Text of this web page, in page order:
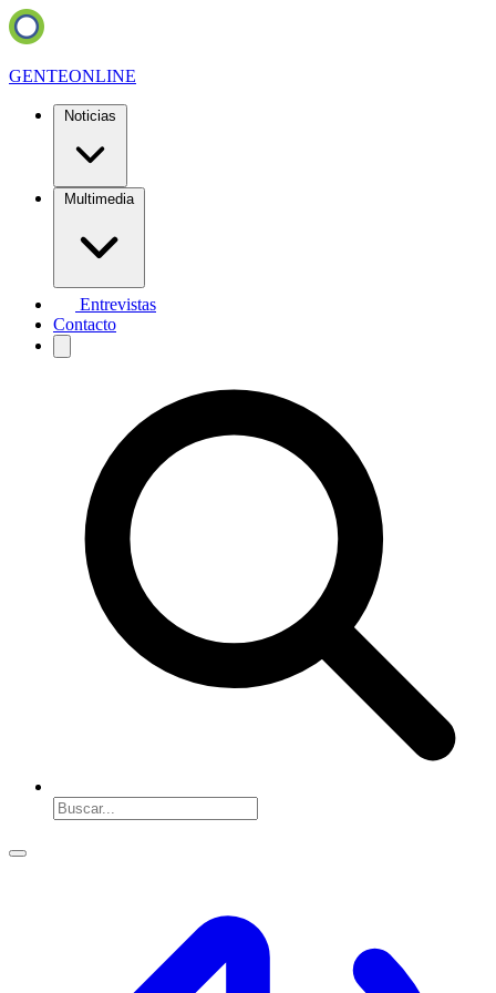
GENTEONLINE
Noticias
Multimedia
Entrevistas
Contacto